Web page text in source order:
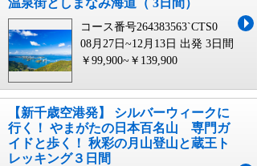
コース番号264383563`CTS0
08月27日~12月13日 出発 3日間
￥99,900~￥139,900
【新千歳空港発】 シルバーウィークに
行く！ やまがたの日本百名山 専門ガ
イドと歩く！ 秋彩の月山登山と蔵王ト
レッキング３日間